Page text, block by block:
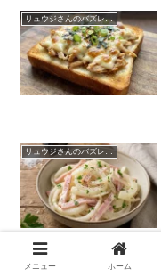
リュウジさんのバズレシピ
リュウジさんのバズレシピ
メニュー ホーム